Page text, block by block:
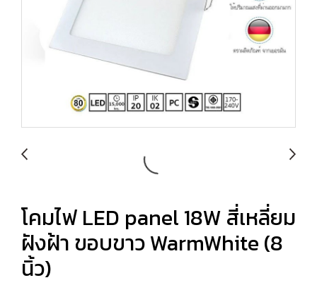
โคมไฟ LED panel 18W สี่เหลี่ยม
ฝังฝ้า ขอบขาว WarmWhite (8
นิ้ว)